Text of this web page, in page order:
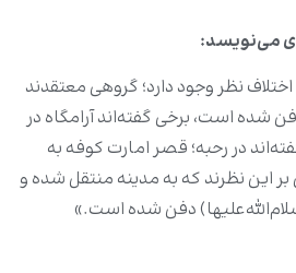
می‌نویسد:
نظر وجود دارد؛ گروهی معتقدند
شده است، برخی گفته‌اند آرامگاه در
در رحبه؛ قصر امارت کوفه به
این نظرند که به مدینه منتقل شده و
دفن شده است.»